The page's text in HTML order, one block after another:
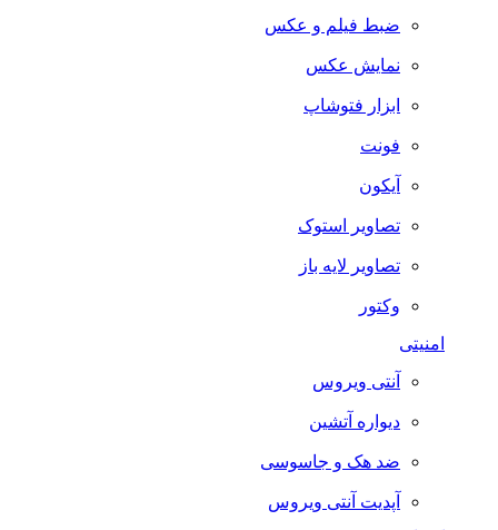
ضبط فيلم و عكس
نمایش عکس
ابزار فتوشاپ
فونت
آیکون
تصاویر استوک
تصاویر لایه باز
وکتور
امنیتی
آنتی ویروس
دیواره آتشین
ضد هک و جاسوسی
آپدیت آنتی ویروس